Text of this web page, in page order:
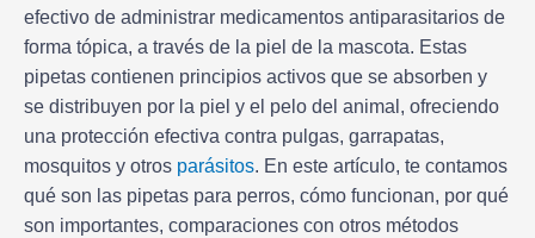
efectivo de administrar medicamentos antiparasitarios de
forma tópica, a través de la piel de la mascota. Estas
pipetas contienen principios activos que se absorben y
se distribuyen por la piel y el pelo del animal, ofreciendo
una protección efectiva contra pulgas, garrapatas,
mosquitos y otros parásitos. En este artículo, te contamos
qué son las pipetas para perros, cómo funcionan, por qué
son importantes, comparaciones con otros métodos